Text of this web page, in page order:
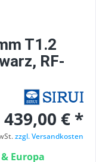
T1.2
RF-
439,00 € *
zzgl. Versandkosten
Europa